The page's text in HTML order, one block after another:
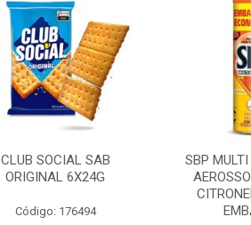
CLUB SOCIAL SAB
ORIGINAL 6X24G
Código: 176494
SBP